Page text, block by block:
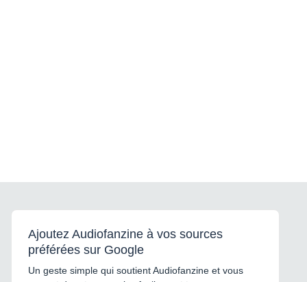
Ajoutez Audiofanzine à vos sources
préférées sur Google
Un geste simple qui soutient Audiofanzine et vous